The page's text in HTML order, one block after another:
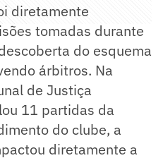
diretamente
tomadas durante
do esquema
árbitros. Na
de Justiça
11 partidas da
do clube, a
diretamente a